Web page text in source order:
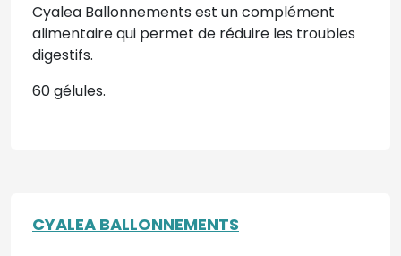
Cyalea Ballonnements est un complément
alimentaire qui permet de réduire les troubles
digestifs.
60 gélules.
CYALEA BALLONNEMENTS